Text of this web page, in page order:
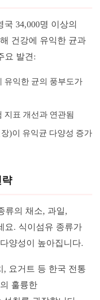
국 34,000명 이상의
건강에 유익한 균과
요 발견:
유익한 균의 풍부도가
지표 개선과 연관됨
)이 유익균 다양성 증가
략
류의 채소, 과일,
요. 식이섬유 종류가
양성이 높아집니다.
, 요거트 등 한국 전통
훌륭한